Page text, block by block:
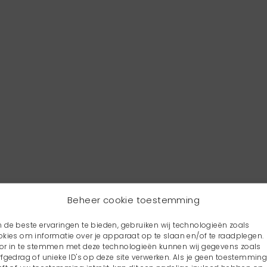
Beheer cookie toestemming
de beste ervaringen te bieden, gebruiken wij technologieën zoals
om informatie over je apparaat op te slaan en/of te raadplegen.
in te stemmen met deze technologieën kunnen wij gegevens zoals
of unieke ID's op deze site verwerken. Als je geen toestemming